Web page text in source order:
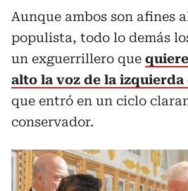
Aunque ambos son afines
populista, todo lo demás
un exguerrillero que
alto la voz de la
que entró en un ciclo
conservador.